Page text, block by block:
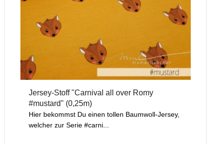
Jersey-Stoff "Carnival all over Romy
#mustard" (0,25m)
Hier bekommst Du einen tollen Baumwoll-Jersey,
welcher zur Serie #carni...